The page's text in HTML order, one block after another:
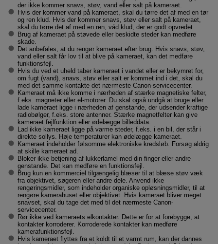
der ikke kommer snavs, støv, vand eller salt på kameraet.
Hvis der kommer vand på kameraet, skal du tørre det af med en tør
og ren klud. Hvis der kommer snavs, støv eller salt på kameraet,
skal du tørre det af med en ren, våd klud, der er godt opvredet.
Brug af kameraet på støvede eller beskidte steder kan medføre
skade.
Det anbefales, at du rengør kameraet efter brug. Hvis snavs, støv,
vand eller salt får lov til at blive på kameraet, kan det medføre
funktionsfejl.
Hvis du ved et uheld taber kameraet i vandet eller er bekymret for,
om fugt (vand), snavs, støv eller salt er kommet ind i det, skal du
med det samme kontakte det nærmeste Canon-servicecenter.
Kameraet må ikke komme i nærheden af stærke magnetiske felter,
f.eks. magneter eller el-motorer. Du skal også undgå at bruge eller
lade kameraet ligge i nærheden af genstande, der udsender kraftige
radiobølger, f.eks. store antenner. Stærke magnetfelter kan give
kameraet fejlfunktion eller ødelægge billeddata.
Lad ikke kameraet ligge på varme steder, f.eks. i en bil, der står i
direkte sollys. Høje temperaturer kan ødelægge kameraet.
Kameraet indeholder følsomme elektroniske kredsløb. Forsøg aldrig
at skille kameraet ad.
Bloker ikke betjening af lukkerlamel med din finger eller andre
genstande. Det kan medføre en funktionsfejl.
Brug kun en kommerciel tilgængelig blæser til at blæse støv væk
fra objektivet, søgeren eller andre dele. Anvend ikke
rengøringsmidler, som indeholder organiske opløsningsmidler, til at
rengøre kamerahuset eller objektivet. Hvis kameraet bliver meget
snavset, skal du tage det med til det nærmeste Canon-
servicecenter.
Rør ikke ved kameraets elkontakter. Dette er for at forebygge, at
kontakter korroderer. Korroderede kontakter kan medføre
kamerafunktionsfejl.
Hvis kameraet flyttes fra et koldt til et varmt rum, kan der dannes